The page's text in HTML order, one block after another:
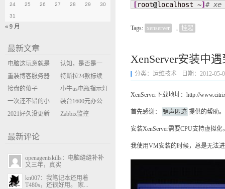
[root@localhost ~] # xe
Tags: xenserver , 挂起
XenServer安装中
分类： 运维技术 日期：2012-05-
XenServer下载地址： http://
首先感谢： 销声匿迹 提供的帮助。
安装XenServer需要CPU支持虚拟
我使用VM安装的时候，总是无法
24 25 26 27 28 29 30
31
« 9 月
最新文章
电脑这玩意就是
缝缝补补的事
认知，是否是一
座大山？当架构
决策变成配置清
单比价
重装博客服务器
环境
特斯拉24款标续
Model Y 2万公里
使用体验
接盘的傻子
小牛us电瓶指示灯
闪三次不上电
一次还不错的小
米售后体验
装台1600元办公
主机
2021好久没更新
Zabbix监控
最新评论
openagentskills：电脑缝缝补补
又三年，真实
kn007：我笔记本还用着
T480s，还很好用。 家...